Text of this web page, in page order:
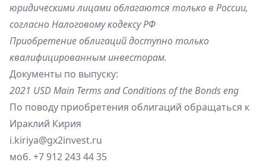
юридическими лицами облагаются только в России,
согласно Налоговому кодексу РФ
Приобретение облигаций доступно только
квалифицированным инвесторам.
Документы по выпуску:
2021 USD Main Terms and Conditions of the Bonds eng
По поводу приобретения облигаций обращаться к
Ираклий Кирия
i.kiriya@gx2invest.ru
моб. +7 912 243 44 35